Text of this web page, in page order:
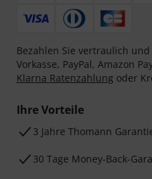
Bezahlen Sie vertraulich
Vorkasse, PayPal, Amazon
Klarna Ratenzahlung oder
Ihre Vorteile
3 Jahre Thomann
30 Tage Money-Back-